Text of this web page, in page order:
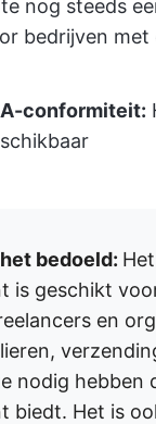
nog steeds
bedrijven met
conformiteit:
bedoeld:
is geschikt
en
nodig hebben
biedt. Het is